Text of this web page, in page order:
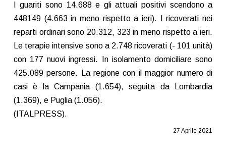
I guariti sono 14.688 e gli attuali positivi scendono a
448149 (4.663 in meno rispetto a ieri). I ricoverati nei
reparti ordinari sono 20.312, 323 in meno rispetto a ieri.
Le terapie intensive sono a 2.748 ricoverati (- 101 unità)
con 177 nuovi ingressi. In isolamento domiciliare sono
425.089 persone. La regione con il maggior numero di
casi è la Campania (1.654), seguita da Lombardia
(1.369), e Puglia (1.056).
(ITALPRESS).
27 Aprile 2021